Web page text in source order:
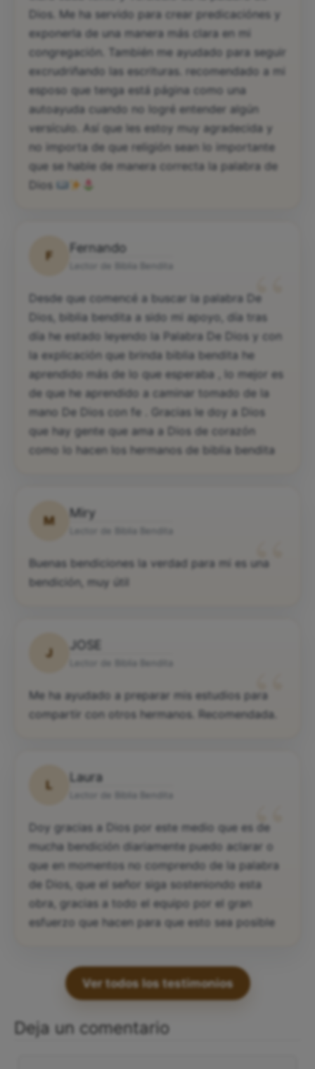
Dios. Me ha servido para crear predicaciónes y
exponerla de una manera más clara en mi
congregación. También me ayudado para seguir
excrudriñando las escrituras. recomendado a mi
esposo que tenga está página como una
autoayuda cuando no logré entender algún
versículo. Así que les estoy muy agradecida y
no importa de que religión sean lo importante
que se hable de manera correcta la palabra de
Dios
F
Fernando
“
Desde que comencé a buscar la palabra De
Dios, biblia bendita a sido mi apoyo, día tras
día he estado leyendo la Palabra De Dios y con
la explicación que brinda biblia bendita he
aprendido más de lo que esperaba , lo mejor es
de que he aprendido a caminar tomado de la
mano De Dios con fe . Gracias le doy a Dios
que hay gente que ama a Dios de corazón
como lo hacen los hermanos de biblia bendita
M
Miry
“
Buenas bendiciones la verdad para mi es una
bendición, muy útil
J
JOSE
“
Me ha ayudado a preparar mis estudios para
compartir con otros hermanos. Recomendada.
L
Laura
“
Doy gracias a Dios por este medio que es de
mucha bendición diariamente puedo aclarar o
que en momentos no comprendo de la palabra
de Dios, que el señor siga sosteniondo esta
obra, gracias a todo el equipo por el gran
esfuerzo que hacen para que esto sea posible
Ver todos los testimonios
Deja un comentario